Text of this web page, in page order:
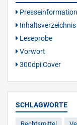
Presseinformation
Inhaltsverzeichnis
Leseprobe
Vorwort
300dpi Cover
SCHLAGWORTE